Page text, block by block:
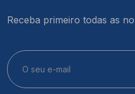
Receba primeiro todas as